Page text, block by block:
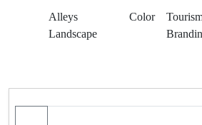
Alleys
Landscape
Color